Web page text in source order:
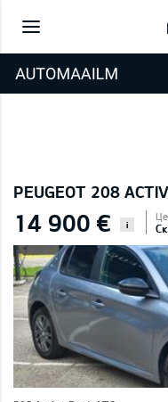
PEUGEOT 208
14 900 € i